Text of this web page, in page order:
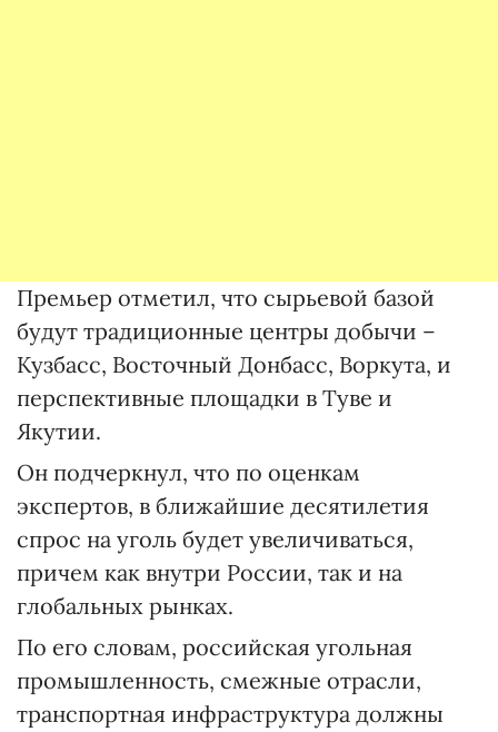
Премьер отметил, что сырьевой базой
будут традиционные центры добычи –
Кузбасс, Восточный Донбасс, Воркута, и
перспективные площадки в Туве и
Якутии.
Он подчеркнул, что по оценкам
экспертов, в ближайшие десятилетия
спрос на уголь будет увеличиваться,
причем как внутри России, так и на
глобальных рынках.
По его словам, российская угольная
промышленность, смежные отрасли,
транспортная инфраструктура должны